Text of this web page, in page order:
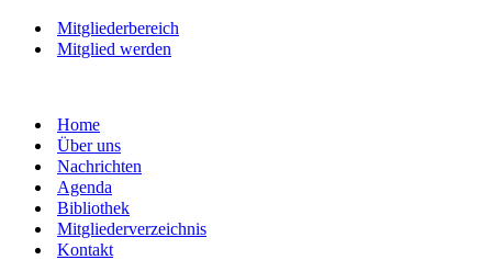
Mitgliederbereich
Mitglied werden
Home
Über uns
Nachrichten
Agenda
Bibliothek
Mitgliederverzeichnis
Kontakt